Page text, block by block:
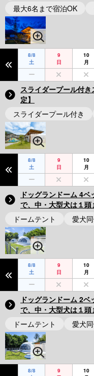
最大6名まで宿泊OK
8/8
土
9
日
10
月
スライダープール付
定】
スライダープール付き
8/8
土
9
日
10
月
ドッグランドーム 4
で、中・大型犬は１頭
ドームテント
愛犬
8/8
土
9
日
10
月
ドッグランドーム 2
で、中・大型犬は１頭
ドームテント
愛犬
8/8
9
10